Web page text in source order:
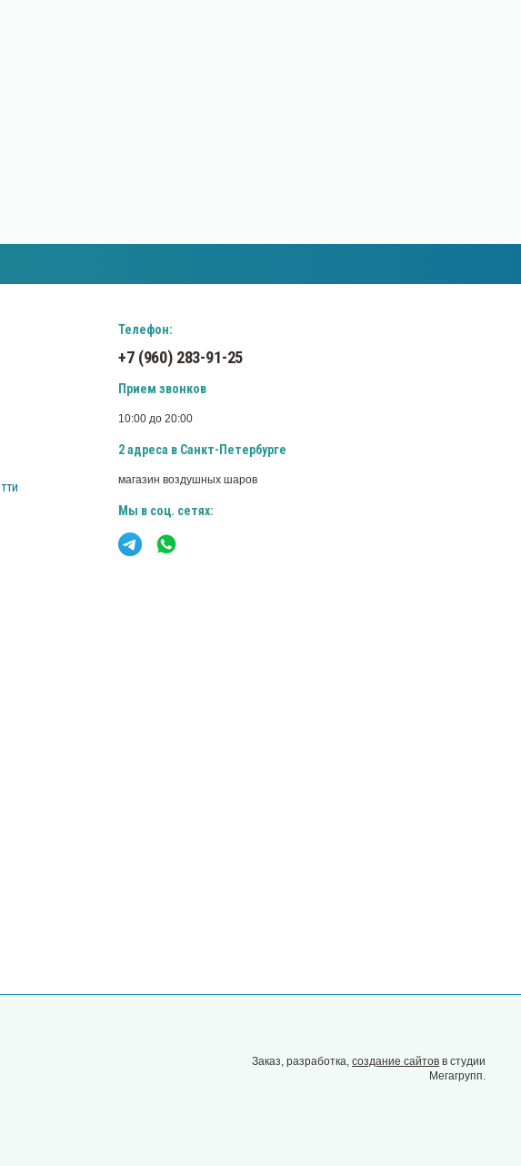
Телефон:
+7 (960) 283-91-25
Прием звонков
10:00 до 20:00
2 адреса в Санкт-Петербурге
магазин воздушных шаров
Мы в соц. сетях:
Заказ, разработка, создание сайтов в студии
Мегагрупп.